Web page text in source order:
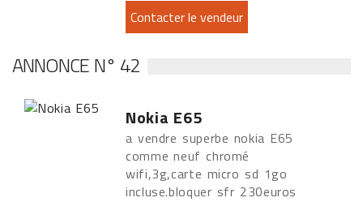
ANNONCE N° 42
Nokia E65
a vendre superbe nokia E65
comme neuf chromé
wifi,3g,carte micro sd 1go
incluse.bloquer sfr 230euros